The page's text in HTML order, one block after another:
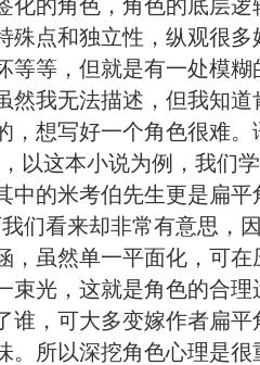
化的角色，角色的底层
殊点和独立性，纵观很
等等，但就是有一处模
然我无法描述，但我知
，想写好一个角色很难
以这本小说为例，我们
中的米考伯先生更是扁
们看来却非常有意思，
，虽然单一平面化，可
束光，这就是角色的合
谁，可大多变嫁作者扁
。所以深挖角色心理是